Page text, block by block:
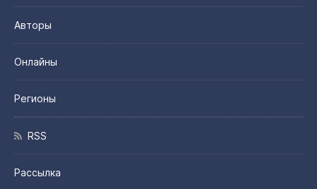
Авторы
Онлайны
Регионы
RSS
Рассылка